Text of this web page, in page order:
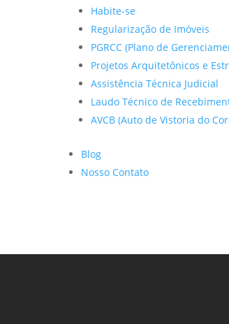
Habite-se
Regularização de Imóveis
PGRCC (Plano de
Projetos Arquitetônicos e
Assistência Técnica Judicial
Laudo Técnico de
AVCB (Auto de Vistoria do
Blog
Nosso Contato